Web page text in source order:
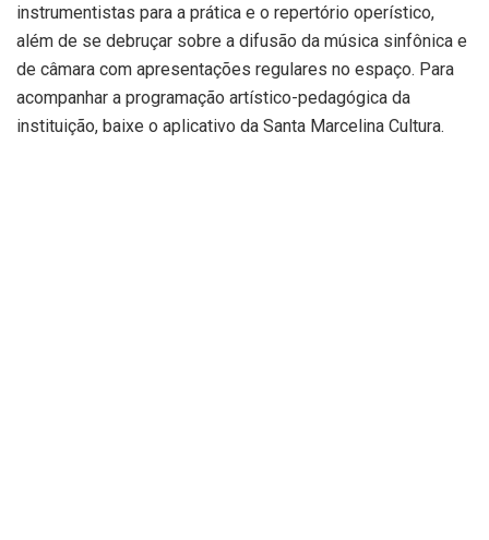
instrumentistas para a prática e o repertório operístico,
além de se debruçar sobre a difusão da música sinfônica e
de câmara com apresentações regulares no espaço. Para
acompanhar a programação artístico-pedagógica da
instituição, baixe o aplicativo da Santa Marcelina Cultura.